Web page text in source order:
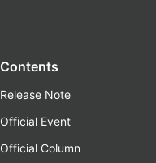
Contents
Release Note
Official Event
Official Column